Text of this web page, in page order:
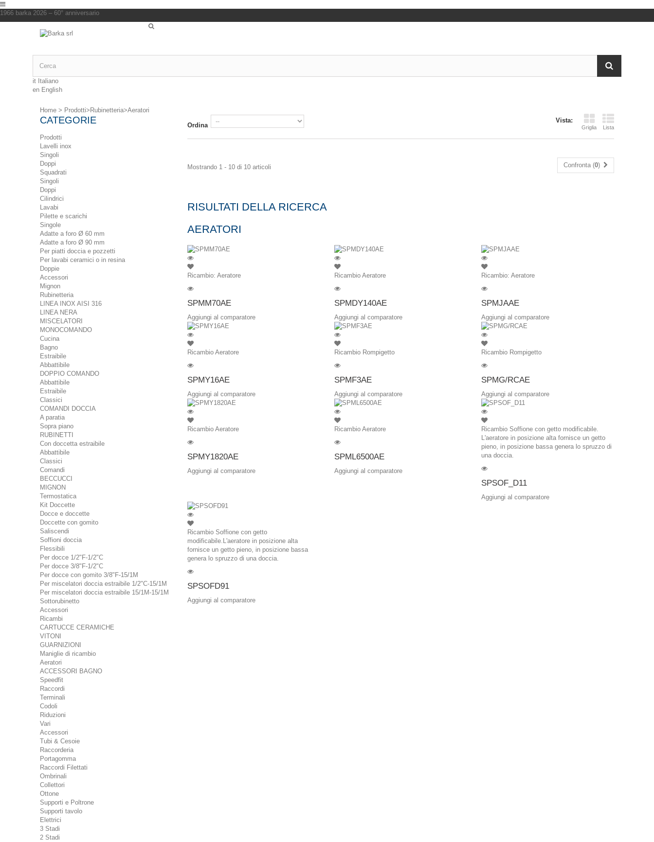
1966 barka 2026 – 60° anniversario
it Italiano
en English
Home > Prodotti> Rubinetteria>Aeratori
CATEGORIE
Prodotti
Lavelli inox
Singoli
Doppi
Squadrati
Singoli
Doppi
Cilindrici
Lavabi
Pilette e scarichi
Singole
Adatte a foro Ø 60 mm
Adatte a foro Ø 90 mm
Per piatti doccia e pozzetti
Per lavabi ceramici o in resina
Doppie
Accessori
Mignon
Rubinetteria
LINEA INOX AISI 316
LINEA NERA
MISCELATORI
MONOCOMANDO
Cucina
Bagno
Estraibile
Abbattibile
DOPPIO COMANDO
Abbattibile
Estraibile
Classici
COMANDI DOCCIA
A paratia
Sopra piano
RUBINETTI
Con doccetta estraibile
Abbattibile
Classici
Comandi
BECCUCCI
MIGNON
Termostatica
Kit Doccette
Docce e doccette
Doccette con gomito
Saliscendi
Soffioni doccia
Flessibili
Per docce 1/2"F-1/2"C
Per docce 3/8"F-1/2"C
Per docce con gomito 3/8"F-15/1M
Per miscelatori doccia estraibile 1/2"C-15/1M
Per miscelatori doccia estraibile 15/1M-15/1M
Sottorubinetto
Accessori
Ricambi
CARTUCCE CERAMICHE
VITONI
GUARNIZIONI
Maniglie di ricambio
Aeratori
ACCESSORI BAGNO
Speedfit
Raccordi
Terminali
Codoli
Riduzioni
Vari
Accessori
Tubi & Cesoie
Raccorderia
Portagomma
Raccordi Filettati
Ombrinali
Collettori
Ottone
Supporti e Poltrone
Supporti tavolo
Elettrici
3 Stadi
2 Stadi
Vista:
Griglia Lista
Ordina
Confronta (0)
Mostrando 1 - 10 di 10 articoli
RISULTATI DELLA RICERCA
AERATORI
Ricambio: Aeratore
SPMM70AE
Aggiungi al comparatore
Ricambio Aeratore
SPMDY140AE
Aggiungi al comparatore
Ricambio: Aeratore
SPMJAAE
Aggiungi al comparatore
Ricambio Aeratore
SPMY16AE
Aggiungi al comparatore
Ricambio Rompigetto
SPMF3AE
Aggiungi al comparatore
Ricambio Rompigetto
SPMG/RCAE
Aggiungi al comparatore
Ricambio Aeratore
SPMY1820AE
Aggiungi al comparatore
Ricambio Aeratore
SPML6500AE
Aggiungi al comparatore
Ricambio Soffione con getto modificabile.
L'aeratore in posizione alta fornisce un getto
pieno, in posizione bassa genera lo spruzzo di
una doccia.
SPSOF_D11
Aggiungi al comparatore
Ricambio Soffione con getto
modificabile.L'aeratore in posizione alta
fornisce un getto pieno, in posizione bassa
genera lo spruzzo di una doccia.
SPSOFD91
Aggiungi al comparatore